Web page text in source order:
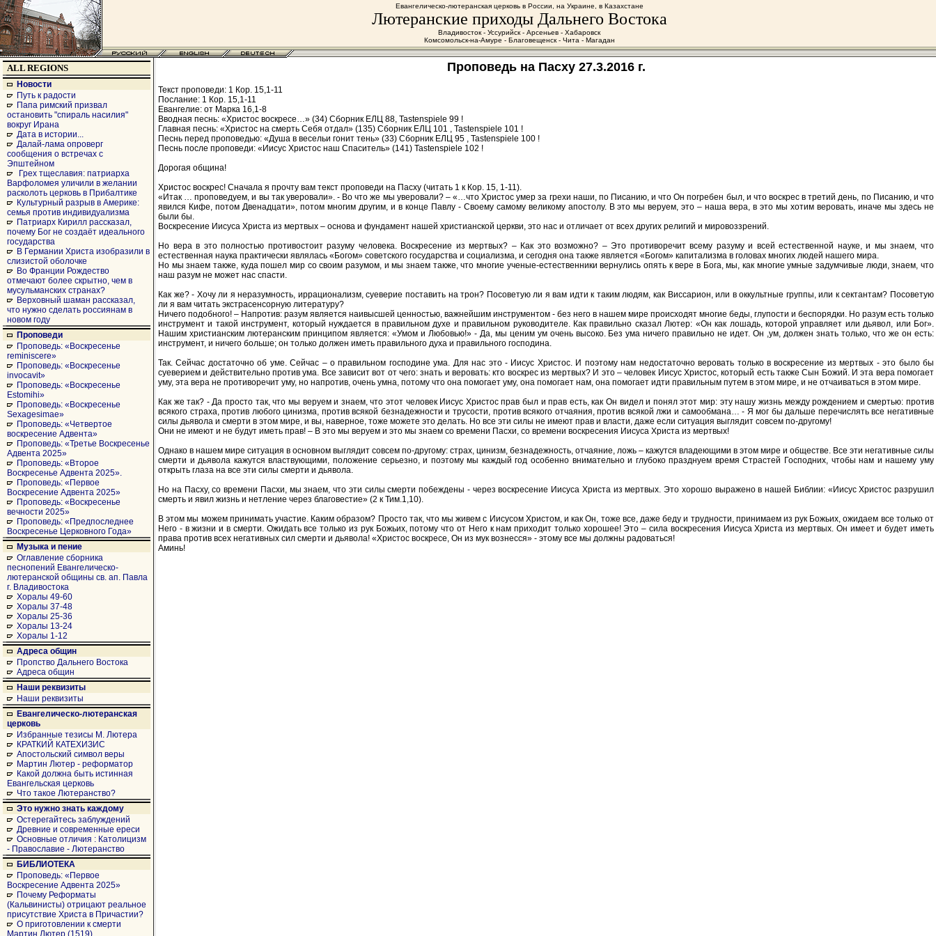
Евангелическо-лютеранская церковь в России, на Украине, в Казахстане
Лютеранские приходы Дальнего Востока
Владивосток - Уссурийск - Арсеньев - Хабаровск
Комсомольск-на-Амуре - Благовещенск - Чита - Магадан
ALL REGIONS
Новости
Путь к радости
Папа римский призвал
остановить "спираль насилия"
вокруг Ирана
Дата в истории...
Далай-лама опроверг
сообщения о встречах с
Эпштейном
Грех тщеславия: патриарха
Варфоломея уличили в желании
расколоть церковь в Прибалтике
Культурный разрыв в Америке:
семья против индивидуализма
Патриарх Кирилл рассказал,
почему Бог не создаёт идеального
государства
В Германии Христа изобразили в
слизистой оболочке
Во Франции Рождество
отмечают более скрытно, чем в
мусульманских странах?
Верховный шаман рассказал,
что нужно сделать россиянам в
новом году
Проповеди
Проповедь: «Воскресенье
reminiscere»
Проповедь: «Воскресенье
invocavit»
Проповедь: «Воскресенье
Estomihi»
Проповедь: «Воскресенье
Sexagesimae»
Проповедь: «Четвертое
воскресение Адвента»
Проповедь: «Третье Воскресенье
Адвента 2025»
Проповедь: «Второе
Воскресенье Адвента 2025».
Проповедь: «Первое
Воскресение Адвента 2025»
Проповедь: «Воскресенье
вечности 2025»
Проповедь: «Предпоследнее
Воскресенье Церковного Года»
Музыка и пение
Оглавление сборника
песнопений Евангелическо-
лютеранской общины св. ап. Павла
г. Владивостока
Хоралы 49-60
Хоралы 37-48
Хоралы 25-36
Хоралы 13-24
Хоралы 1-12
Адреса общин
Пропство Дальнего Востока
Адреса общин
Наши реквизиты
Наши реквизиты
Евангелическо-лютеранская
церковь
Избранные тезисы М. Лютера
КРАТКИЙ КАТЕХИЗИС
Апостольский символ веры
Мартин Лютер - реформатор
Какой должна быть истинная
Евангельская церковь
Что такое Лютеранство?
Это нужно знать каждому
Остерегайтесь заблуждений
Древние и современные ереси
Основные отличия : Католицизм
- Православие - Лютеранство
БИБЛИОТЕКА
Проповедь: «Первое
Воскресение Адвента 2025»
Почему Реформаты
(Кальвинисты) отрицают реальное
присутствие Христа в Причастии?
О приготовлении к смерти
Мартин Лютер (1519)
Проповедь на Пасху 27.3.2016 г.
Текст проповеди: 1 Кор. 15,1-11
Послание: 1 Кор. 15,1-11
Евангелие: от Марка 16,1-8
Вводная песнь: «Христос воскресе…» (34) Сборник ЕЛЦ 88, Tastenspiele 99 !
Главная песнь: «Христос на смерть Себя отдал» (135) Сборник ЕЛЦ 101 , Tastenspiele 101 !
Песнь перед проповедью: «Душа в весельи гонит тень» (33) Cборник ЕЛЦ 95 , Tastenspiele 100 !
Песнь после проповеди: «Иисус Христос наш Спаситель» (141) Tastenspiele 102 !
Дорогая община!
Христос воскрес! Сначала я прочту вам текст проповеди на Пасху (читать 1 к Кор. 15, 1-11).
«Итак … проповедуем, и вы так уверовали». - Во что же мы уверовали? – «…что Христос умер за грехи наши, по Писанию, и что Он погребен был, и что воскрес в третий день, по Писанию, и что
явился Кифе, потом Двенадцати», потом многим другим, и в конце Павлу - Своему самому великому апостолу. В это мы веруем, это – наша вера, в это мы хотим веровать, иначе мы здесь не
были бы.
Воскресение Иисуса Христа из мертвых – основа и фундамент нашей христианской церкви, это нас и отличает от всех других религий и мировоззрений.
Но вера в это полностью противостоит разуму человека. Воскресение из мертвых? – Как это возможно? – Это противоречит всему разуму и всей естественной науке, и мы знаем, что
естественная наука практически являлась «Богом» советского государства и социализма, и сегодня она также является «Богом» капитализма в головах многих людей нашего мира.
Но мы знаем также, куда пошел мир со своим разумом, и мы знаем также, что многие ученые-естественники вернулись опять к вере в Бога, мы, как многие умные задумчивые люди, знаем, что
наш разум не может нас спасти.
Как же? - Хочу ли я неразумность, иррационализм, суеверие поставить на трон? Посоветую ли я вам идти к таким людям, как Виссарион, или в оккультные группы, или к сектантам? Посоветую
ли я вам читать экстрасенсорную литературу?
Ничего подобного! – Напротив: разум является наивысшей ценностью, важнейшим инструментом - без него в нашем мире происходят многие беды, глупости и беспорядки. Но разум есть только
инструмент и такой инструмент, который нуждается в правильном духе и правильном руководителе. Как правильно сказал Лютер: «Он как лошадь, которой управляет или дьявол, или Бог».
Нашим христианским лютеранским принципом является: «Умом и Любовью!» - Да, мы ценим ум очень высоко. Без ума ничего правильно не идет. Он ,ум, должен знать только, что же он есть:
инструмент, и ничего больше; он только должен иметь правильного духа и правильного господина.
Так. Сейчас достаточно об уме. Сейчас – о правильном господине ума. Для нас это - Иисус Христос. И поэтому нам недостаточно веровать только в воскресение из мертвых - это было бы
суеверием и действительно против ума. Все зависит вот от чего: знать и веровать: кто воскрес из мертвых? И это – человек Иисус Христос, который есть также Сын Божий. И эта вера помогает
уму, эта вера не противоречит уму, но напротив, очень умна, потому что она помогает уму, она помогает нам, она помогает идти правильным путем в этом мире, и не отчаиваться в этом мире.
Как же так? - Да просто так, что мы веруем и знаем, что этот человек Иисус Христос прав был и прав есть, как Он видел и понял этот мир: эту нашу жизнь между рождением и смертью: против
всякого страха, против любого цинизма, против всякой безнадежности и трусости, против всякого отчаяния, против всякой лжи и самообмана… - Я мог бы дальше перечислять все негативные
силы дьявола и смерти в этом мире, и вы, наверное, тоже можете это делать. Но все эти силы не имеют прав и власти, даже если ситуация выглядит совсем по-другому!
Они не имеют и не будут иметь прав! – В это мы веруем и это мы знаем со времени Пасхи, со времени воскресения Иисуса Христа из мертвых!
Однако в нашем мире ситуация в основном выглядит совсем по-другому: страх, цинизм, безнадежность, отчаяние, ложь – кажутся владеющими в этом мире и обществе. Все эти негативные силы
смерти и дьявола кажутся властвующими, положение серьезно, и поэтому мы каждый год особенно внимательно и глубоко празднуем время Страстей Господних, чтобы нам и нашему уму
открыть глаза на все эти силы смерти и дьявола.
Но на Пасху, со времени Пасхи, мы знаем, что эти силы смерти побеждены - через воскресение Иисуса Христа из мертвых. Это хорошо выражено в нашей Библии: «Иисус Христос разрушил
смерть и явил жизнь и нетление через благовестие» (2 к Тим.1,10).
В этом мы можем принимать участие. Каким образом? Просто так, что мы живем с Иисусом Христом, и как Он, тоже все, даже беду и трудности, принимаем из рук Божьих, ожидаем все только от
Него - в жизни и в смерти. Ожидать все только из рук Божьих, потому что от Него к нам приходит только хорошее! Это – сила воскресения Иисуса Христа из мертвых. Он имеет и будет иметь
права против всех негативных сил смерти и дьявола! «Христос воскресе, Он из мук вознесся» - этому все мы должны радоваться!
Аминь!